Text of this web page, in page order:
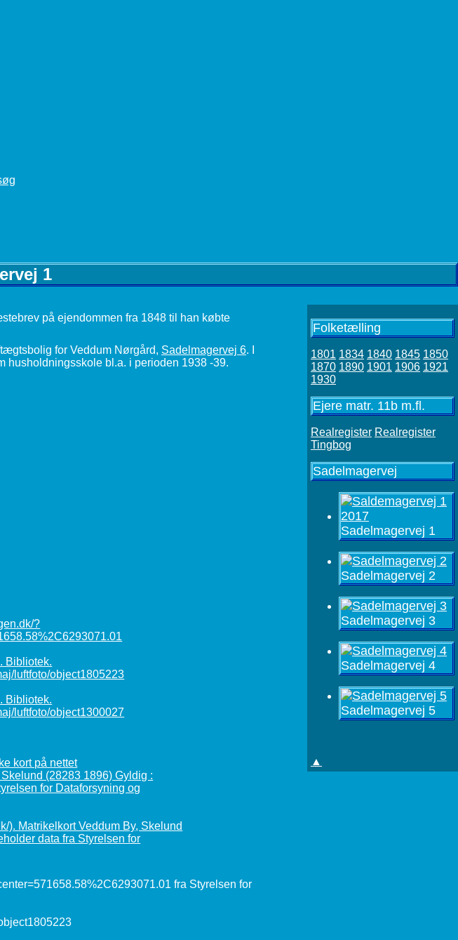
1
på ejendommen fra 1848 til han købte
for Veddum Nørgård, Sadelmagervej 6. I
husholdningsskole bl.a. i perioden 1938 -39.
Folketælling
1801 1834 1840 1845 1850
1870 1890 1901 1906 1921
1930
Ejere matr. 11b m.fl.
Realregister Realregister
Tingbog
Sadelmagervej
Sadelmagervej 1
Sadelmagervej 2
Sadelmagervej 3
Sadelmagervej 4
Sadelmagervej 5
▲